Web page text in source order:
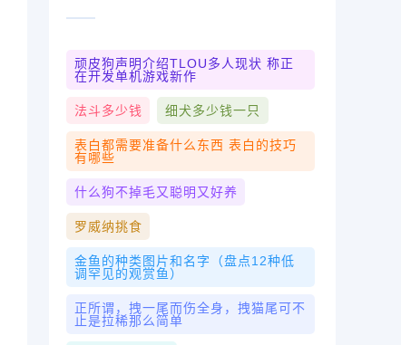
顽皮狗声明介绍TLOU多人现状 称正
在开发单机游戏新作
法斗多少钱 细犬多少钱一只
表白都需要准备什么东西 表白的技巧
有哪些
什么狗不掉毛又聪明又好养
罗威纳挑食
金鱼的种类图片和名字（盘点12种低
调罕见的观赏鱼）
正所谓，拽一尾而伤全身，拽猫尾可不
止是拉稀那么简单